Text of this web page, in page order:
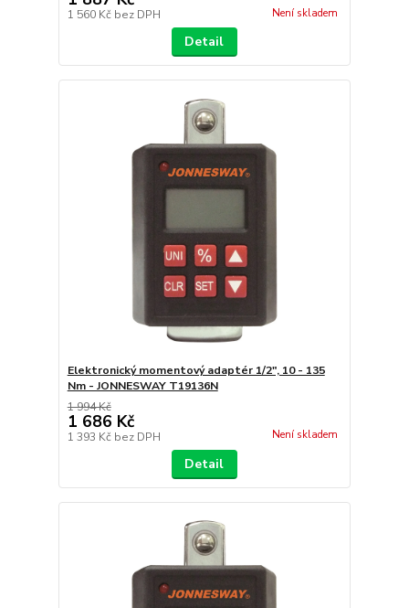
1 560 Kč bez DPH Není skladem
Detail
Elektronický momentový adaptér 1/2", 10 - 135
Nm - JONNESWAY T19136N
1 994 Kč
1 686 Kč
1 393 Kč bez DPH Není skladem
Detail